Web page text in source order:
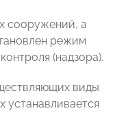
сооружений, а
режим
(надзора).
виды
устанавливается